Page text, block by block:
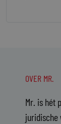
OVER MR.
Mr. is hét
juridische